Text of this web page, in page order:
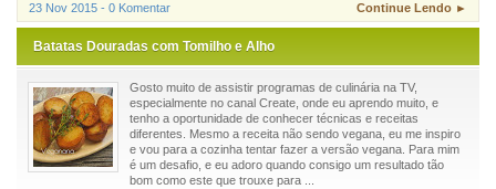
23 Nov 2015 - 0 Komentar Continue Lendo ►
Batatas Douradas com Tomilho e Alho
Gosto muito de assistir programas de culinária na TV,
especialmente no canal Create, onde eu aprendo muito, e
tenho a oportunidade de conhecer técnicas e receitas
diferentes. Mesmo a receita não sendo vegana, eu me inspiro
e vou para a cozinha tentar fazer a versão vegana. Para mim
é um desafio, e eu adoro quando consigo um resultado tão
bom como este que trouxe para ...